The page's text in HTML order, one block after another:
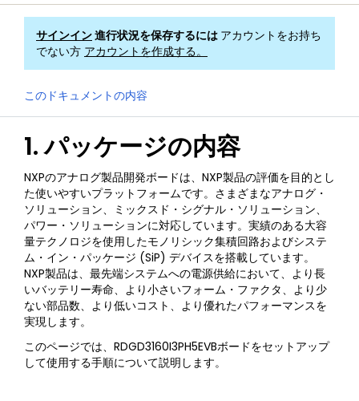
サインイン進行状況を保存するには アカウントをお持ち
でない方 アカウントを作成する。
このドキュメントの内容
1. パッケージの内容
NXPのアナログ製品開発ボードは、NXP製品の評価を目的とし
た使いやすいプラットフォームです。さまざまなアナログ・
ソリューション、ミックスド・シグナル・ソリューション、
パワー・ソリューションに対応しています。実績のある大容
量テクノロジを使用したモノリシック集積回路およびシステ
ム・イン・パッケージ (SiP) デバイスを搭載しています。
NXP製品は、最先端システムへの電源供給において、より長
いバッテリー寿命、より小さいフォーム・ファクタ、より少
ない部品数、より低いコスト、より優れたパフォーマンスを
実現します。
このページでは、RDGD3160I3PH5EVBボードをセットアップ
して使用する手順について説明します。